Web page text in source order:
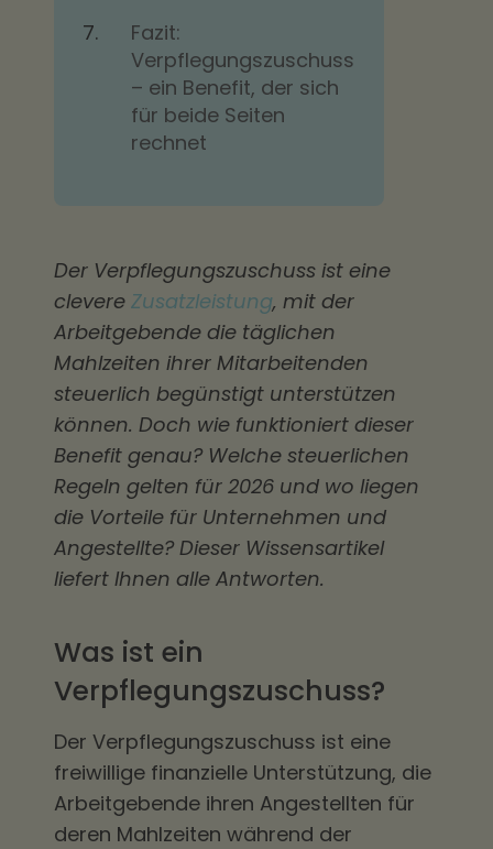
Fazit:
Verpflegungszuschuss
– ein Benefit, der sich
für beide Seiten
rechnet
Der Verpflegungszuschuss ist eine
clevere Zusatzleistung, mit der
Arbeitgebende die täglichen
Mahlzeiten ihrer Mitarbeitenden
steuerlich begünstigt unterstützen
können. Doch wie funktioniert dieser
Benefit genau? Welche steuerlichen
Regeln gelten für 2026 und wo liegen
die Vorteile für Unternehmen und
Angestellte? Dieser Wissensartikel
liefert Ihnen alle Antworten.
Was ist ein
Verpflegungszuschuss?
Der Verpflegungszuschuss ist eine
freiwillige finanzielle Unterstützung, die
Arbeitgebende ihren Angestellten für
deren Mahlzeiten während der